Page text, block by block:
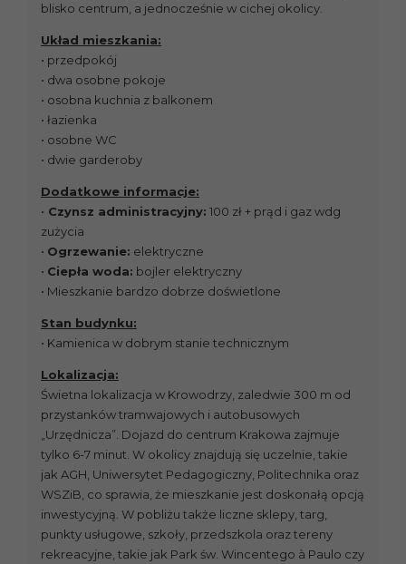
blisko centrum, a jednocześnie w cichej okolicy.
Układ mieszkania:
• przedpokój
• dwa osobne pokoje
• osobna kuchnia z balkonem
• łazienka
• osobne WC
• dwie garderoby
Dodatkowe informacje:
• Czynsz administracyjny: 100 zł + prąd i gaz wdg
zużycia
• Ogrzewanie: elektryczne
• Ciepła woda: bojler elektryczny
• Mieszkanie bardzo dobrze doświetlone
Stan budynku:
• Kamienica w dobrym stanie technicznym
Lokalizacja:
Świetna lokalizacja w Krowodrzy, zaledwie 300 m od
przystanków tramwajowych i autobusowych
„Urzędnicza”. Dojazd do centrum Krakowa zajmuje
tylko 6-7 minut. W okolicy znajdują się uczelnie, takie
jak AGH, Uniwersytet Pedagogiczny, Politechnika oraz
WSZiB, co sprawia, że mieszkanie jest doskonałą opcją
inwestycyjną. W pobliżu także liczne sklepy, targ,
punkty usługowe, szkoły, przedszkola oraz tereny
rekreacyjne, takie jak Park św. Wincentego à Paulo czy